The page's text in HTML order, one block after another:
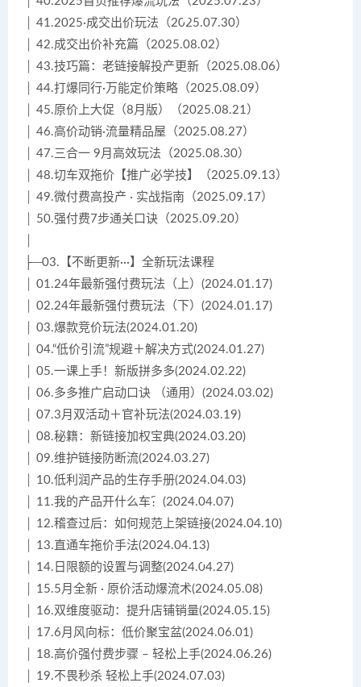
│ 41.2025·成交出价玩法（2025.07.30）
│ 42.成交出价补充篇（2025.08.02）
│ 43.技巧篇：老链接解投产更新（2025.08.06）
│ 44.打爆同行·万能定价策略（2025.08.09）
│ 45.原价上大促（8月版）（2025.08.21）
│ 46.高价动销·流量精品屋（2025.08.27）
│ 47.三合一 9月高效玩法（2025.08.30）
│ 48.切车双拖价【推广必学技】（2025.09.13）
│ 49.微付费高投产 · 实战指南（2025.09.17）
│ 50.强付费7步通关口诀（2025.09.20）
├─03.【不断更新···】全新玩法课程
│ 01.24年最新强付费玩法（上）(2024.01.17)
│ 02.24年最新强付费玩法（下）(2024.01.17)
│ 03.爆款竞价玩法(2024.01.20)
│ 04.“低价引流”规避＋解决方式(2024.01.27)
│ 05.一课上手！新版拼多多(2024.02.22)
│ 06.多多推广启动口诀 （通用）(2024.03.02)
│ 07.3月双活动＋官补玩法(2024.03.19)
│ 08.秘籍：新链接加权宝典(2024.03.20)
│ 09.维护链接防断流(2024.03.27)
│ 10.低利润产品的生存手册(2024.04.03)
│ 11.我的产品开什么车？(2024.04.07)
│ 12.稽查过后：如何规范上架链接(2024.04.10)
│ 13.直通车拖价手法(2024.04.13)
│ 14.日限额的设置与调整(2024.04.27)
│ 15.5月全新 · 原价活动爆流术(2024.05.08)
│ 16.双维度驱动：提升店铺销量(2024.05.15)
│ 17.6月风向标：低价聚宝盆(2024.06.01)
│ 18.高价强付费步骤 – 轻松上手(2024.06.26)
│ 19.不畏秒杀 轻松上手(2024.07.03)